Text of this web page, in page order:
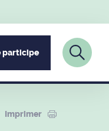
participe
Imprimer